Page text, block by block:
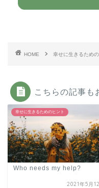
HOME 幸せに生きるため
こちらの記事も
幸せに生きるためのヒント
Who needs my help?
2021年5月